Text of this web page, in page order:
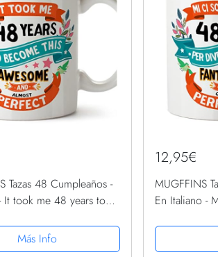
Tazas 48 Cumpleaños -
It took me 48 years to
Más Info
12,95€
MUGFFINS
En Italiano -
11 oz -